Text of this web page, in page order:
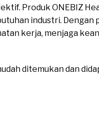
Produk ONEBIZ
industri.
kerja, menjaga
ditemukan dan